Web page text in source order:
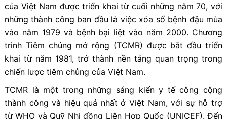
của Việt Nam được triển khai từ cuối những năm 70, với
những thành công ban đầu là việc xóa sổ bệnh đậu mùa
vào năm 1979 và bệnh bại liệt vào năm 2000. Chương
trình Tiêm chủng mở rộng (TCMR) được bắt đầu triển
khai từ năm 1981, trở thành nền tảng quan trọng trong
chiến lược tiêm chủng của Việt Nam.
TCMR là một trong những sáng kiến y tế công cộng
thành công và hiệu quả nhất ở Việt Nam, với sự hỗ trợ
từ WHO và Quỹ Nhi đồng Liên Hợp Quốc (UNICEF). Đến